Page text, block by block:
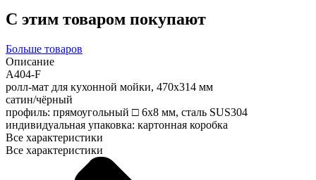
С этим товаром покупают
Больше товаров
Описание
A404-F
ролл-мат для кухонной мойки, 470х314 мм
сатин/чёрный
профиль: прямоугольный □ 6х8 мм, сталь SUS304
индивидуальная упаковка: картонная коробка
Все характеристики
Все характеристики